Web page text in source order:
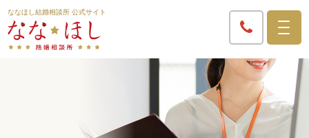
ななほし結婚相談所 公式サイト